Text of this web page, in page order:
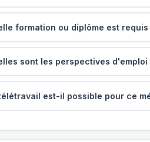
formation ou diplôme est
sont les perspectives
est-il possible pour ce